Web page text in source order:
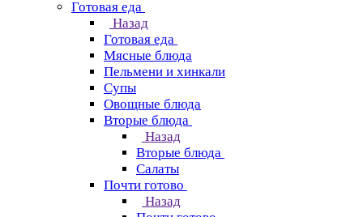
Готовая еда
Назад
Готовая еда
Мясные блюда
Пельмени и хинкали
Супы
Овощные блюда
Вторые блюда
Назад
Вторые блюда
Салаты
Почти готово
Назад